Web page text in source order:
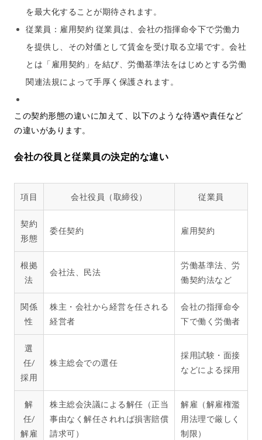
を最大化することが期待されます。
従業員：雇用契約 従業員は、会社の指揮命令下で労働力
を提供し、その対価として賃金を受け取る立場です。会社
とは「雇用契約」を結び、労働基準法をはじめとする労働
関連法規によって手厚く保護されます。
この契約形態の違いに加えて、以下のような待遇や責任など
の違いがあります。
会社の役員と従業員の決定的な違い
項目 会社役員（取締役） 従業員
契約
形態
委任契約 雇用契約
根拠
法
会社法、民法
労働基準法、労
働契約法など
関係
性
株主・会社から経営を任される
経営者
会社の指揮命令
下で働く労働者
選
任/
採用
株主総会での選任
採用試験・面接
などによる採用
解
任/
解雇
株主総会決議による解任（正当
事由なく解任されれば損害賠償
請求可）
解雇（解雇権濫
用法理で厳しく
制限）